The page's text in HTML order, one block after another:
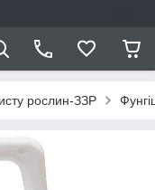
рослин-ЗЗР